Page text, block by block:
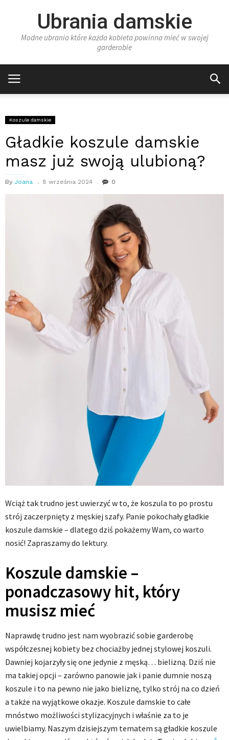
Ubrania damskie
Modne ubrania które każda kobieta powinna mieć w swojej
garderobie
Koszule damskie
Gładkie koszule damskie
masz już swoją ulubioną?
By Joana 8 września 2024 0
Wciąż tak trudno jest uwierzyć w to, że koszula to po prostu
strój zaczerpnięty z męskiej szafy. Panie pokochały gładkie
koszule damskie – dlatego dziś pokażemy Wam, co warto
nosić! Zapraszamy do lektury.
Koszule damskie –
ponadczasowy hit, który
musisz mieć
Naprawdę trudno jest nam wyobrazić sobie garderobę
współczesnej kobiety bez chociażby jednej stylowej koszuli.
Dawniej kojarzyły się one jedynie z męską… bielizną. Dziś nie
ma takiej opcji – zarówno panowie jak i panie dumnie noszą
koszule i to na pewno nie jako bieliznę, tylko strój na co dzień
a także na wyjątkowe okazje. Koszule damskie to całe
mnóstwo możliwości stylizacyjnych i właśnie za to je
uwielbiamy. Naszym dzisiejszym tematem są gładkie koszule